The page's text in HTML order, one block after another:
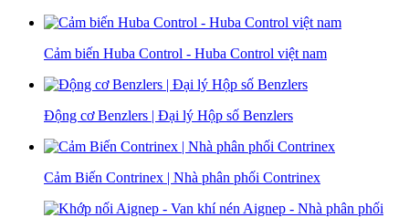
Cảm biến Huba Control - Huba Control việt nam
Động cơ Benzlers | Đại lý Hộp số Benzlers
Cảm Biến Contrinex | Nhà phân phối Contrinex